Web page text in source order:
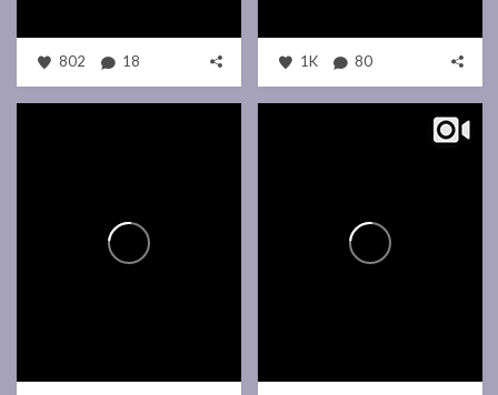
802 18 1K 80